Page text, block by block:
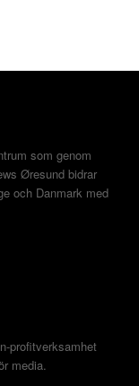
som genom
Øresund bidrar
och Danmark med
profitverksamhet
media.